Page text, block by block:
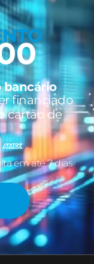
bancário
financiado
cartão de
em até 7 dias